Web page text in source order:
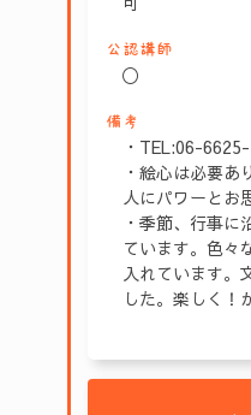
公認講師
〇
備考
・TEL:06-
・絵心は必要あ
人にパワーとお
・季節、行事
ています。色々
入れています。
した。楽しく！